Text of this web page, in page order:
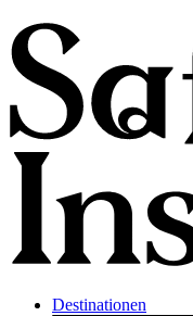
Destinationen